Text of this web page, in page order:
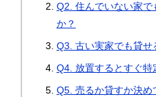
Q2. 住んでいない家で
か？
Q3. 古い実家でも貸せ
Q4. 放置するとすぐ特
Q5. 売るか貸すか決